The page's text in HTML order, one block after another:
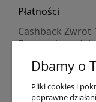
Płatności
Cashback Zwrot
Formy płatności
Numer konta
PayPo kupujesz,
Progi rabatowe
Dbamy o
Pliki cookies i
poprawne